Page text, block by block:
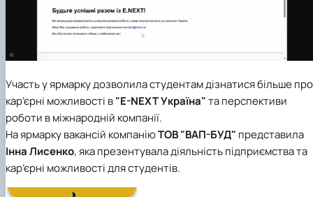
Участь у ярмарку дозволила студентам дізнатися більше про
кар’єрні можливості в"E-NEXT Україна"та перспективи
роботи в міжнародній компанії.
На ярмарку вакансій компаніюТОВ "ВАП-БУД" представила
Інна Лисенко, яка презентувала діяльність підприємства та
кар’єрні можливості для студентів.